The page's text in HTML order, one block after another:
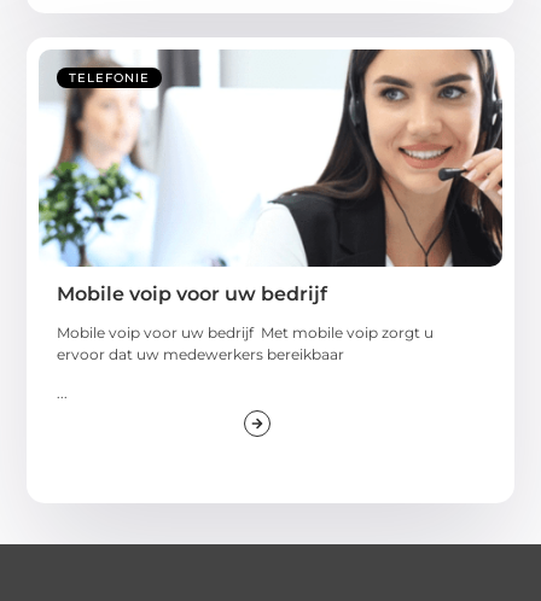
TELEFONIE
Mobile voip voor uw bedrijf
Mobile voip voor uw bedrijf Met mobile voip zorgt u
ervoor dat uw medewerkers bereikbaar
...